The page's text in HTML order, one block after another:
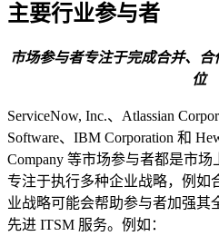
主要行业参与者
市场参与者专注于完成合并、
位
ServiceNow, Inc.、Atlassian
Software、IBM Corporation 和
Company 等市场参与者都是市
专注于执行多种企业战略，例如
业战略可能会帮助参与者加强其
先进 ITSM 服务。例如：